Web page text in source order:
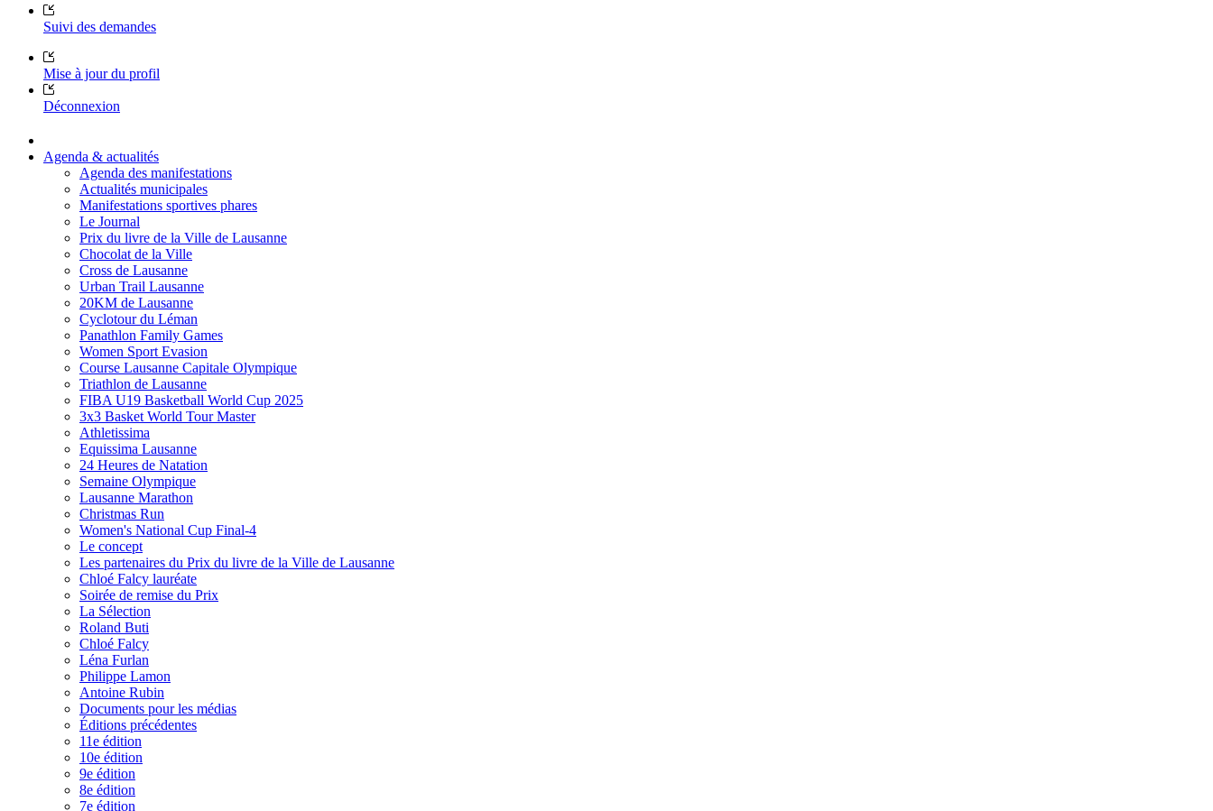
Suivi des demandes
Mise à jour du profil
Déconnexion
Agenda & actualités
Agenda des manifestations
Actualités municipales
Manifestations sportives phares
Le Journal
Prix du livre de la Ville de Lausanne
Chocolat de la Ville
Cross de Lausanne
Urban Trail Lausanne
20KM de Lausanne
Cyclotour du Léman
Panathlon Family Games
Women Sport Evasion
Course Lausanne Capitale Olympique
Triathlon de Lausanne
FIBA U19 Basketball World Cup 2025
3x3 Basket World Tour Master
Athletissima
Equissima Lausanne
24 Heures de Natation
Semaine Olympique
Lausanne Marathon
Christmas Run
Women's National Cup Final-4
Le concept
Les partenaires du Prix du livre de la Ville de Lausanne
Chloé Falcy lauréate
Soirée de remise du Prix
La Sélection
Roland Buti
Chloé Falcy
Léna Furlan
Philippe Lamon
Antoine Rubin
Documents pour les médias
Éditions précédentes
11e édition
10e édition
9e édition
8e édition
7e édition